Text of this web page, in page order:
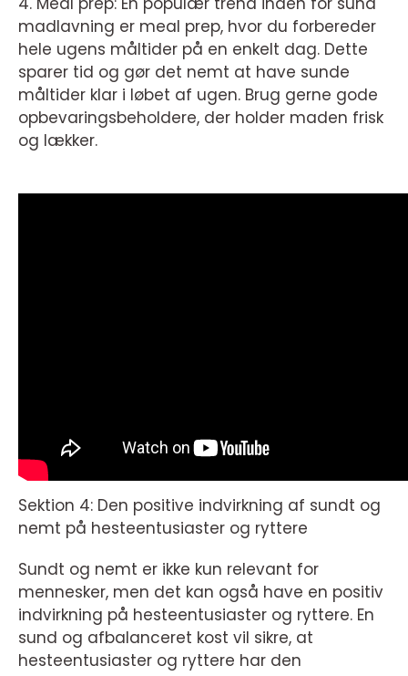
madlavning er meal prep, hvor du forbereder
hele ugens måltider på en enkelt dag. Dette
sparer tid og gør det nemt at have sunde
måltider klar i løbet af ugen. Brug gerne gode
opbevaringsbeholdere, der holder maden frisk
og lækker.
Sektion 4: Den positive indvirkning af sundt og
nemt på hesteentusiaster og ryttere
Sundt og nemt er ikke kun relevant for
mennesker, men det kan også have en positiv
indvirkning på hesteentusiaster og ryttere. En
sund og afbalanceret kost vil sikre, at
hesteentusiaster og ryttere har den